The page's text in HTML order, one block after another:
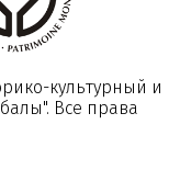
культурный и
Все права